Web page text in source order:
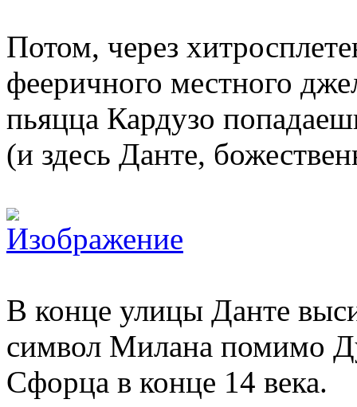
Потом, через
фееричного местного
пьяцца Кардузо
(и здесь Данте,
В конце улицы Данте
символ Милана помимо
Cфорца в конце 14 века.